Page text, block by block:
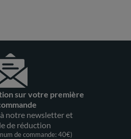
sur votre première
notre newsletter et
de réduction
de commande: 40€)